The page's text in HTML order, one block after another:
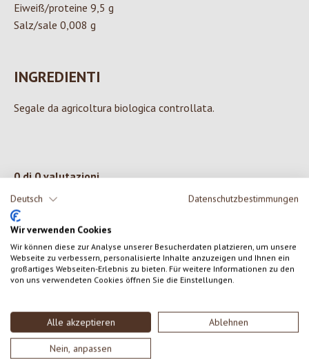
Deutsch Datenschutzbestimmungen
Wir verwenden Cookies
Wir können diese zur Analyse unserer Besucherdaten platzieren, um unsere
Webseite zu verbessern, personalisierte Inhalte anzuzeigen und Ihnen ein
großartiges Webseiten-Erlebnis zu bieten. Für weitere Informationen zu den
von uns verwendeten Cookies öffnen Sie die Einstellungen.
Alle akzeptieren Ablehnen
Nein, anpassen
Eiweiß/proteine 9,5 g
Salz/sale 0,008 g
INGREDIENTI
Segale da agricoltura biologica controllata.
0 di 0 valutazioni
Valutazione media di 0 su 5 stelle
Formula una valutazione!
Condividi le tue esperienze con il prodotto con altri clienti.
SCRIVERE UNA RECENSIONE
Visualizza le valutazioni solo nella lingua corrente.